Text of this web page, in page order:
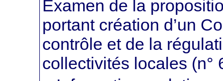
Examen de la
portant création d’un
contrôle et de la
collectivités locales (n°